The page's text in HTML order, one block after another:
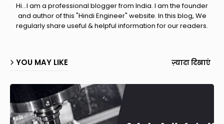
Hi...I am a professional blogger from India. I am the founder
and author of this "Hindi Engineer" website. In this blog, We
regularly share useful & helpful information for our readers.
YOU MAY LIKE ज़्यादा दिखाएं